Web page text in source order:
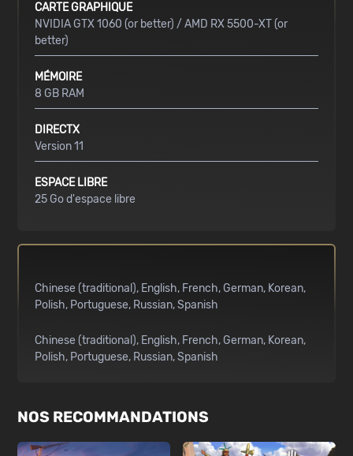
CARTE GRAPHIQUE
NVIDIA GTX 1060 (or better) / AMD RX 5500-XT (or
better)
MÉMOIRE
8 GB RAM
DIRECTX
Version 11
ESPACE LIBRE
25 Go d'espace libre
Chinese (traditional) English French German Korean
Polish Portuguese Russian Spanish
Chinese (traditional) English French German Korean
Polish Portuguese Russian Spanish
NOS RECOMMANDATIONS